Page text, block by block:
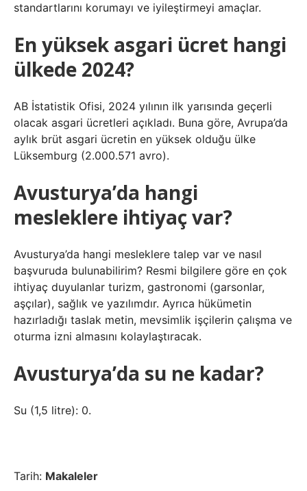
standartlarını korumayı ve iyileştirmeyi amaçlar.
En yüksek asgari ücret hangi
ülkede 2024?
AB İstatistik Ofisi, 2024 yılının ilk yarısında geçerli
olacak asgari ücretleri açıkladı. Buna göre, Avrupa’da
aylık brüt asgari ücretin en yüksek olduğu ülke
Lüksemburg (2.000.571 avro).
Avusturya’da hangi
mesleklere ihtiyaç var?
Avusturya’da hangi mesleklere talep var ve nasıl
başvuruda bulunabilirim? Resmi bilgilere göre en çok
ihtiyaç duyulanlar turizm, gastronomi (garsonlar,
aşçılar), sağlık ve yazılımdır. Ayrıca hükümetin
hazırladığı taslak metin, mevsimlik işçilerin çalışma ve
oturma izni almasını kolaylaştıracak.
Avusturya’da su ne kadar?
Su (1,5 litre): 0.
Tarih: Makaleler